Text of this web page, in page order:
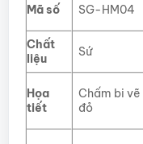
Mã số SG-HM04
Chất
liệu
Sứ
Họa
tiết
Chấm bi vẽ
đỏ